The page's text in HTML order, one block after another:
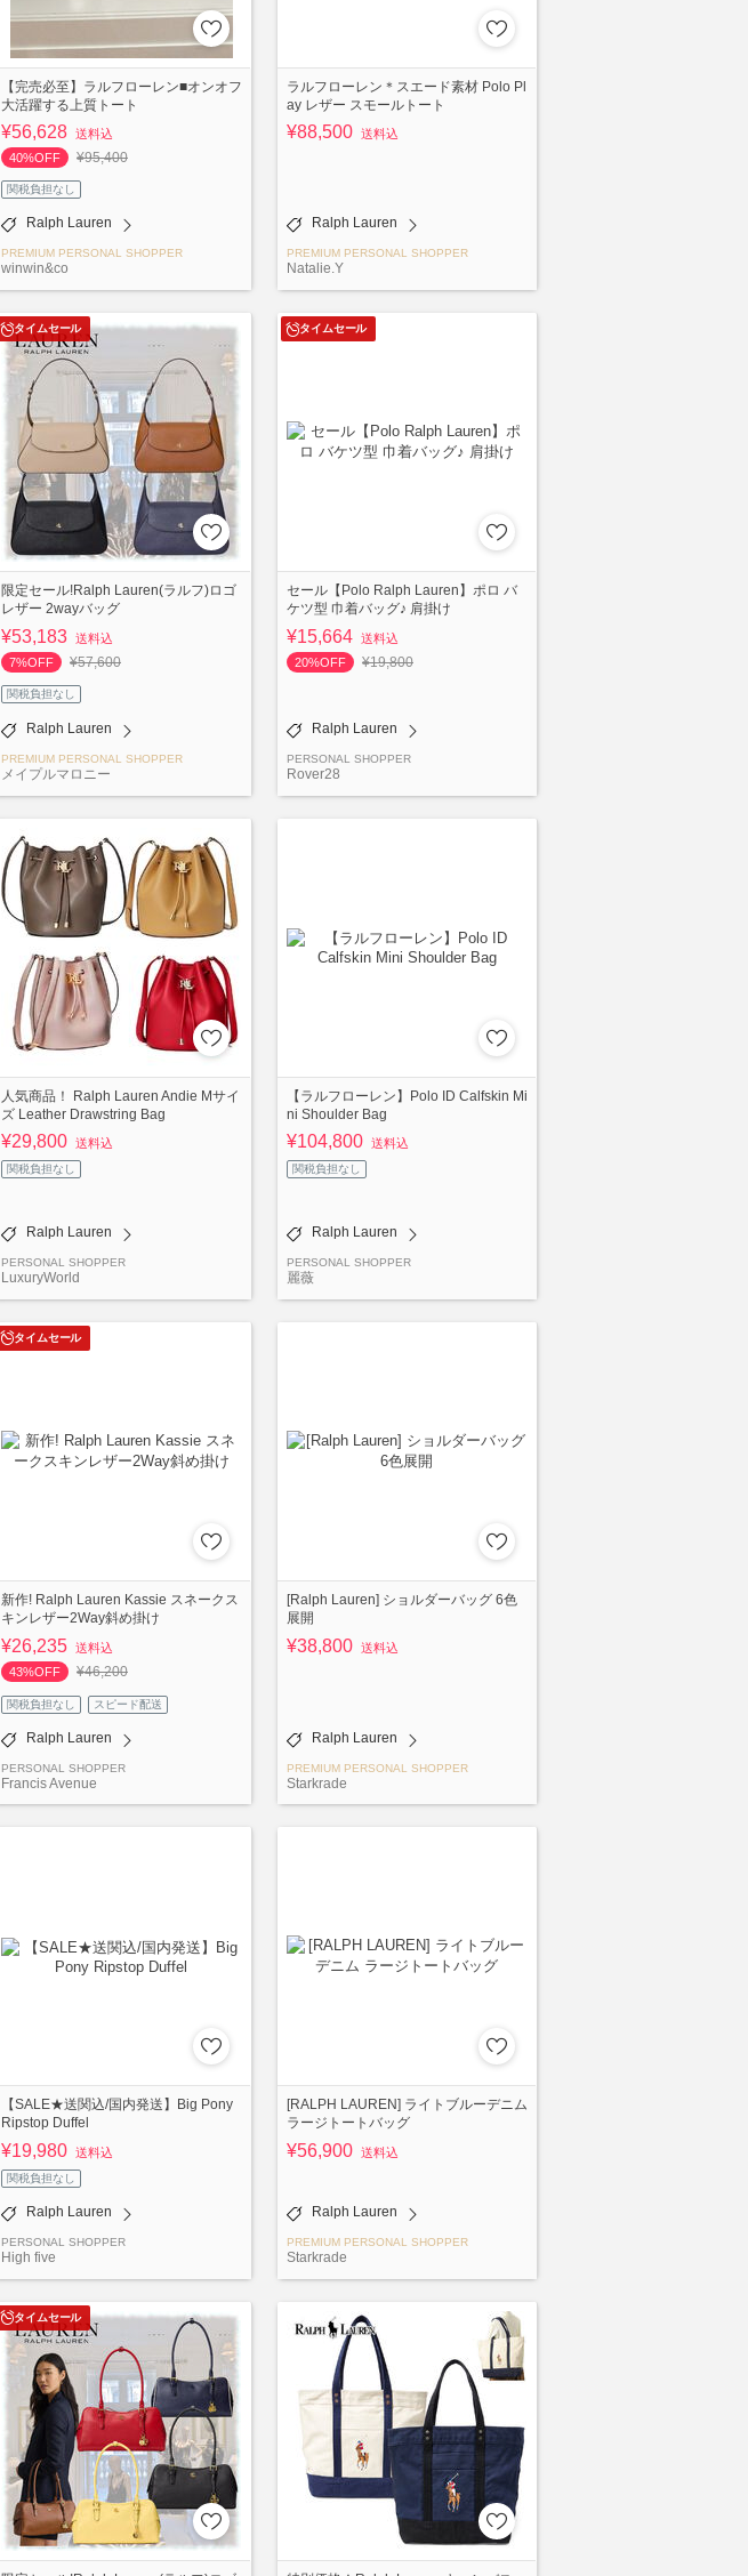
【完売必至】ラルフローレン■オンオフ
大活躍する上質トート
¥56,628 送料込
40%OFF
¥95,400
関税負担なし
Ralph Lauren
PREMIUM PERSONAL SHOPPER
winwin&co
ラルフローレン＊スエード素材 Polo Pl
ay レザー スモールトート
¥88,500 送料込
Ralph Lauren
PREMIUM PERSONAL SHOPPER
Natalie.Y
タイムセール
限定セール!Ralph Lauren(ラルフ)ロゴ
レザー 2wayバッグ
¥53,183 送料込
7%OFF
¥57,600
関税負担なし
Ralph Lauren
PREMIUM PERSONAL SHOPPER
メイプルマロニー
タイムセール
セール【Polo Ralph Lauren】ポロ バ
ケツ型 巾着バッグ♪ 肩掛け
¥15,664 送料込
20%OFF
¥19,800
Ralph Lauren
PERSONAL SHOPPER
Rover28
人気商品！ Ralph Lauren Andie Mサイ
ズ Leather Drawstring Bag
¥29,800 送料込
関税負担なし
Ralph Lauren
PERSONAL SHOPPER
LuxuryWorld
【ラルフローレン】Polo ID Calfskin Mi
ni Shoulder Bag
¥104,800 送料込
関税負担なし
Ralph Lauren
PERSONAL SHOPPER
麗薇
タイムセール
新作! Ralph Lauren Kassie スネークス
キンレザー2Way斜め掛け
¥26,235 送料込
43%OFF
¥46,200
関税負担なし スピード配送
Ralph Lauren
PERSONAL SHOPPER
Francis Avenue
[Ralph Lauren] ショルダーバッグ 6色
展開
¥38,800 送料込
Ralph Lauren
PREMIUM PERSONAL SHOPPER
Starkrade
【SALE★送関込/国内発送】Big Pony
Ripstop Duffel
¥19,980 送料込
関税負担なし
Ralph Lauren
PERSONAL SHOPPER
High five
[RALPH LAUREN] ライトブルーデニム
ラージトートバッグ
¥56,900 送料込
Ralph Lauren
PREMIUM PERSONAL SHOPPER
Starkrade
タイムセール